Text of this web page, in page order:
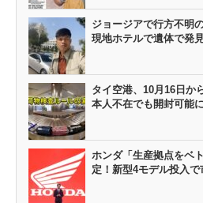
ジョージアで行方不明
現地ホテルで遺体で発
タイ空港、10月16日か
本人不在でも開封可能
ホンダ「生産拠点をベ
定！新型4モデル投入で